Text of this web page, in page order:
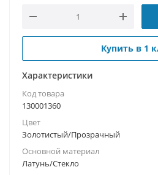
Купить в 1
Характеристики
Код товара
130001360
Цвет
Золотистый/Прозрачный
Основной материал
Латунь/Стекло